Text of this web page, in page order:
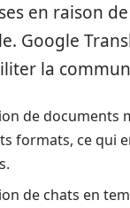
en raison
Google
la
de documents
formats, ce qui
de chats en